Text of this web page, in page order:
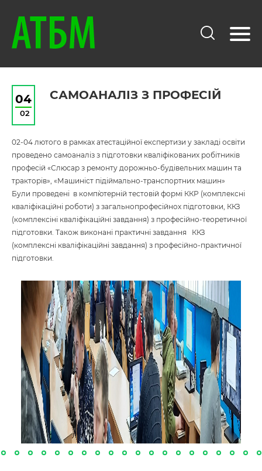
04
02
САМОАНАЛІЗ З ПРОФЕСІЙ
02-04 лютого в рамках атестаційної експертизи у закладі освіти
проведено самоаналіз з підготовки кваліфікованих робітників
професій «Слюсар з ремонту дорожньо-будівельних машин та
тракторів», «Машиніст підіймально-транспортних машин»
Були проведені в комп`ютерній тестовій формі ККР (комплексні
кваліфікаційні роботи) з загальнопрофесійнох підготовки, ККЗ
(комплексіні кваліфікаційні завдання) з професійно-теоретичної
підготовки. Також виконані практичні завдання ККЗ
(комплексні кваліфікаційні завдання) з професійно-практичної
підготовки.